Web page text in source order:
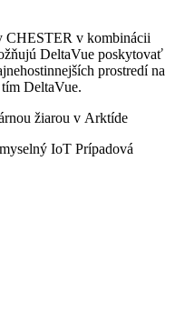
CHESTER v kombinácii
DeltaVue poskytovať
prostredí na
DeltaVue.
IoT Prípadová